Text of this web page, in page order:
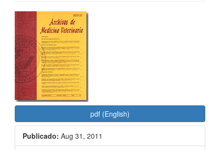
Barra
lateral
del
artículo
pdf (English)
Publicado: Aug 31, 2011